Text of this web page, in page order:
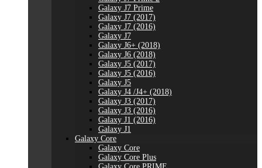
Galaxy J7 Prime
Galaxy J7 (2017)
Galaxy J7 (2016)
Galaxy J7
Galaxy J6+ (2018)
Galaxy J6 (2018)
Galaxy J5 (2017)
Galaxy J5 (2016)
Galaxy J5
Galaxy J4 /J4+ (2018)
Galaxy J3 (2017)
Galaxy J3 (2016)
Galaxy J1 (2016)
Galaxy J1
Galaxy Core
Galaxy Core
Galaxy Core Plus